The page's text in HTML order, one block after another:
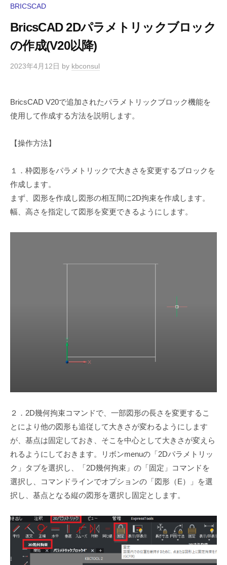
BRICSCAD
BricsCAD 2Dパラメトリックブロック
の作成(V20以降)
2023年4月12日 by kbconsul
BricsCAD V20で追加されたパラメトリックブロック機能を
使用して作成する方法を説明します。
【操作方法】
１．枠図形をパラメトリックで大きさを変更するブロックを
作成します。
まず、図形を作成し図形の相互間に2D拘束を作成します。
幅、高さを指定して図形を変更できるようにします。
２．2D幾何拘束コマンドで、一部図形の長さを変更するこ
とにより他の図形も追従して大きさが変わるようにします
が、基点は固定しておき、そこを中心として大きさが変えら
れるようにしておきます。リボンmenuの「2Dパラメトリッ
ク」タブを選択し、「2D幾何拘束」の「固定」コマンドを
選択し、コマンドラインでオプションの「図形（E）」を選
択し、基点となる縦の図形を選択し固定とします。